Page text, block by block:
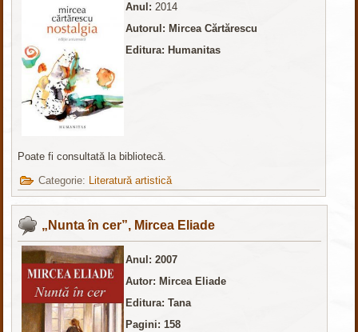
Anul:2014
Autorul: Mircea Cărtărescu
Editura: Humanitas
Poate fi consultată la bibliotecă.
Categorie:
Literatură artistică
„Nunta în cer”, Mircea Eliade
Anul: 2007
Autor: Mircea Eliade
Editura: Tana
Pagini: 158